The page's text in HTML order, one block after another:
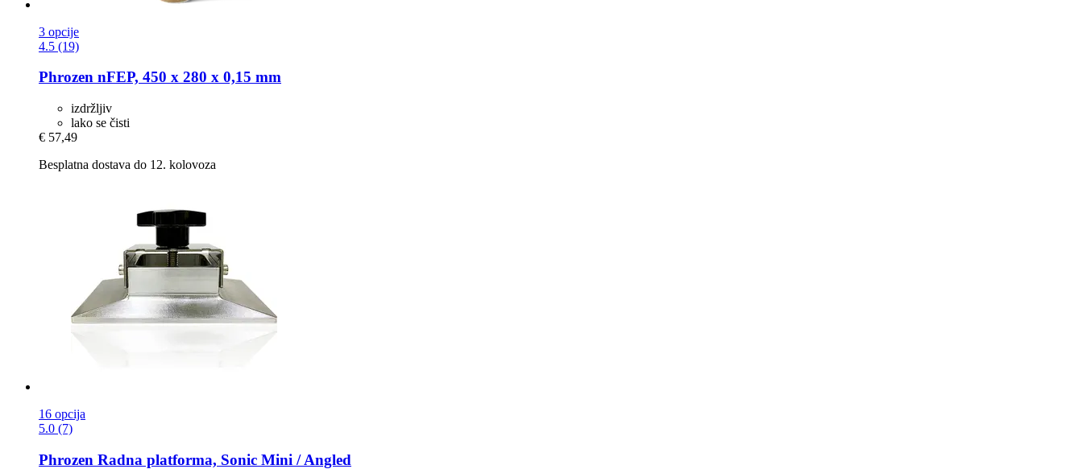
3 opcije
4.5 (19)
Phrozen nFEP, 450 x 280 x 0,15 mm
izdržljiv
lako se čisti
€ 57,49
Besplatna dostava do 12. kolovoza
16 opcija
5.0 (7)
Phrozen Radna platforma, Sonic Mini / Angled